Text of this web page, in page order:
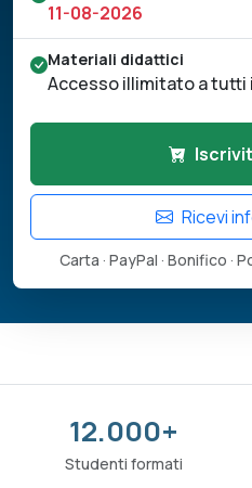
11-08-2026
Materiali didattici
Accesso illimitato a tutti
Ricevi
Carta · PayPal · Bonifico ·
12.000+
Studenti formati